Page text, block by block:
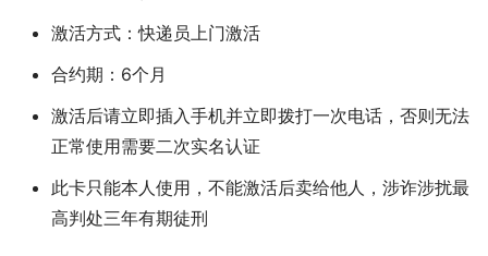
激活方式：快递员上门激活
合约期：6个月
激活后请立即插入手机并立即拨打一次电话，否则无法
正常使用需要二次实名认证
此卡只能本人使用，不能激活后卖给他人，涉诈涉扰最
高判处三年有期徒刑